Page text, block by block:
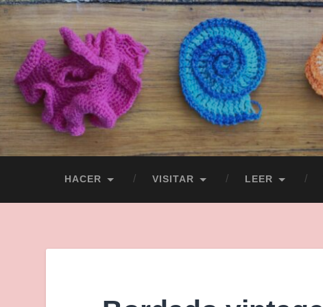
HACER VISITAR LEER